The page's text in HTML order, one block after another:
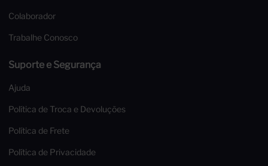
Colaborador
Trabalhe Conosco
Suporte e Segurança
Ajuda
Política de Troca e Devoluções
Política de Frete
Política de Privacidade